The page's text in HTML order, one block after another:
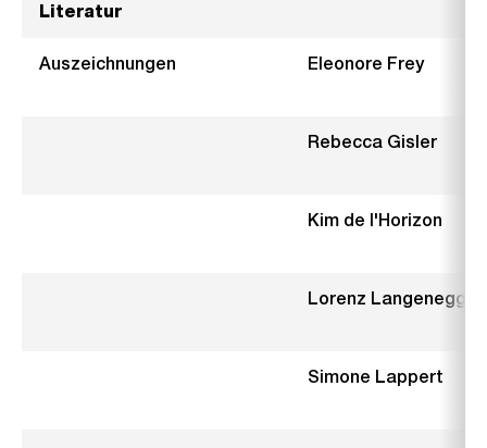
Literatur
Auszeichnungen Eleonore Frey
Rebecca Gisler
Kim de l'Horizon
Lorenz Langenegger
Simone Lappert